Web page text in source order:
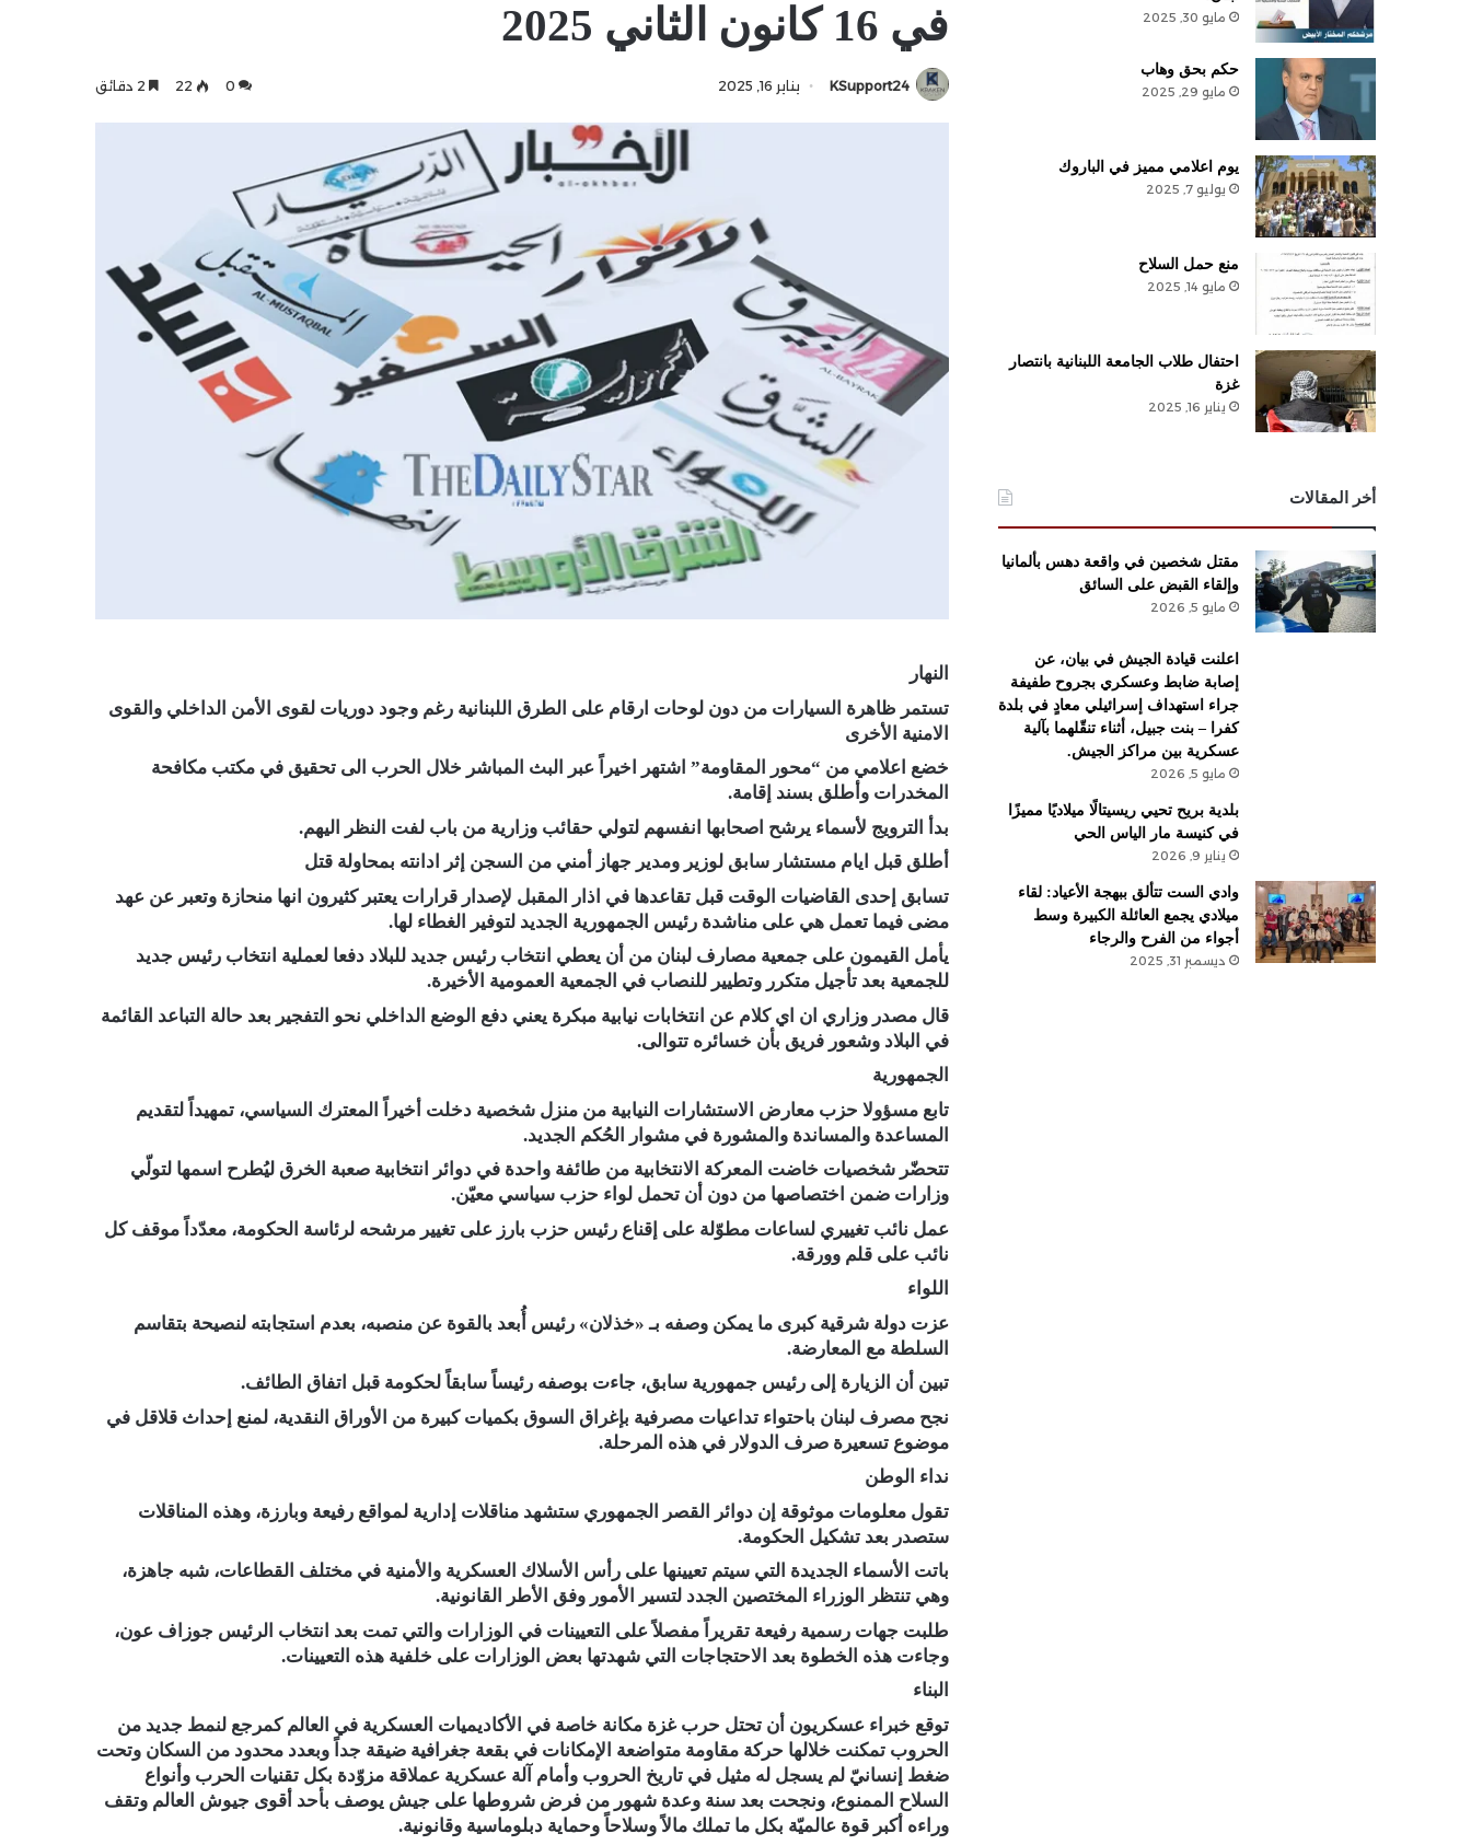
في 16 كانون الثاني 2025
KSupport24 يناير 16, 2025 0
22
النهار
تستمر ظاهرة السيارات من دون لوحات ارقام على الطرق اللبنانية رغم وجود دوريات لقوى الأمن الداخلي والقوى
الامنية الأخرى
خضع اعلامي من “محور المقاومة” اشتهر اخيراً عبر البث المباشر خلال الحرب الى تحقيق في مكتب مكافحة
المخدرات وأطلق بسند إقامة.
بدأ الترويج لأسماء يرشح اصحابها انفسهم لتولي حقائب وزارية من باب لفت النظر اليهم.
أطلق قبل ايام مستشار سابق لوزير ومدير جهاز أمني من السجن إثر ادانته بمحاولة قتل
تسابق إحدى القاضيات الوقت قبل تقاعدها في اذار المقبل لإصدار قرارات يعتبر كثيرون انها منحازة وتعبر عن عهد
مضى فيما تعمل هي على مناشدة رئيس الجمهورية الجديد لتوفير الغطاء لها.
يأمل القيمون على جمعية مصارف لبنان من أن يعطي انتخاب رئيس جديد للبلاد دفعا لعملية انتخاب رئيس جديد
للجمعية بعد تأجيل متكرر وتطيير للنصاب في الجمعية العمومية الأخيرة.
قال مصدر وزاري ان اي كلام عن انتخابات نيابية مبكرة يعني دفع الوضع الداخلي نحو التفجير بعد حالة التباعد القائمة
في البلاد وشعور فريق بأن خسائره تتوالى.
الجمهورية
تابع مسؤولا حزب معارض الاستشارات النيابية من منزل شخصية دخلت أخيراً المعترك السياسي، تمهيداً لتقديم
المساعدة والمساندة والمشورة في مشوار الحُكم الجديد.
تتحضّر شخصيات خاضت المعركة الانتخابية من طائفة واحدة في دوائر انتخابية صعبة الخرق ليُطرح اسمها لتولّي
وزارات ضمن اختصاصها من دون أن تحمل لواء حزب سياسي معيّن.
عمل نائب تغييري لساعات مطوّلة على إقناع رئيس حزب بارز على تغيير مرشحه لرئاسة الحكومة، معدّداً موقف كل
نائب على قلم وورقة.
اللواء
عزت دولة شرقية كبرى ما يمكن وصفه بـ «خذلان» رئيس أُبعد بالقوة عن منصبه، بعدم استجابته لنصيحة بتقاسم
السلطة مع المعارضة.
تبين أن الزيارة إلى رئيس جمهورية سابق، جاءت بوصفه رئيساً سابقاً لحكومة قبل اتفاق الطائف.
نجح مصرف لبنان باحتواء تداعيات مصرفية بإغراق السوق بكميات كبيرة من الأوراق النقدية، لمنع إحداث قلاقل في
موضوع تسعيرة صرف الدولار في هذه المرحلة.
نداء الوطن
تقول معلومات موثوقة إن دوائر القصر الجمهوري ستشهد مناقلات إدارية لمواقع رفيعة وبارزة، وهذه المناقلات
ستصدر بعد تشكيل الحكومة.
باتت الأسماء الجديدة التي سيتم تعيينها على رأس الأسلاك العسكرية والأمنية في مختلف القطاعات، شبه جاهزة،
وهي تنتظر الوزراء المختصين الجدد لتسير الأمور وفق الأطر القانونية.
طلبت جهات رسمية رفيعة تقريراً مفصلاً على التعيينات في الوزارات والتي تمت بعد انتخاب الرئيس جوزاف عون،
وجاءت هذه الخطوة بعد الاحتجاجات التي شهدتها بعض الوزارات على خلفية هذه التعيينات.
البناء
توقع خبراء عسكريون أن تحتل حرب غزة مكانة خاصة في الأكاديميات العسكرية في العالم كمرجع لنمط جديد من
الحروب تمكنت خلالها حركة مقاومة متواضعة الإمكانات في بقعة جغرافية ضيقة جداً وبعدد محدود من السكان وتحت
ضغط إنسانيّ لم يسجل له مثيل في تاريخ الحروب وأمام آلة عسكرية عملاقة مزوّدة بكل تقنيات الحرب وأنواع
السلاح الممنوع، ونجحت بعد سنة وعدة شهور من فرض شروطها على جيش يوصف بأحد أقوى جيوش العالم وتقف
وراءه أكبر قوة عالميّة بكل ما تملك مالاً وسلاحاً وحماية دبلوماسية وقانونية.
مايو 30, 2025
حكم بحق وهاب
مايو 29, 2025
يوم اعلامي مميز في الباروك
يوليو 7, 2025
منع حمل السلاح
مايو 14, 2025
احتفال طلاب الجامعة اللبنانية بانتصار
غزة
يناير 16, 2025
أخر المقالات
مقتل شخصين في واقعة دهس بألمانيا
وإلقاء القبض على السائق
مايو 5, 2026
اعلنت قيادة الجيش في بيان، عن
إصابة ضابط وعسكري بجروح طفيفة
جراء استهداف ​إسرائيل​ي معادٍ في بلدة
​كفرا​ – ​بنت جبيل​، أثناء تنقّلهما بآلية
عسكرية بين مراكز الجيش.
مايو 5, 2026
بلدية بريح تحيي ريسيتالًا ميلاديًا مميزًا
في كنيسة مار الياس الحي
يناير 9, 2026
وادي الست تتألق ببهجة الأعياد: لقاء
ميلادي يجمع العائلة الكبيرة وسط
أجواء من الفرح والرجاء
ديسمبر 31, 2025